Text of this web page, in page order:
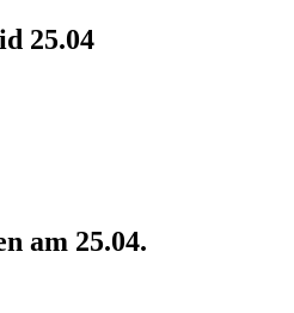
25.04
am 25.04.